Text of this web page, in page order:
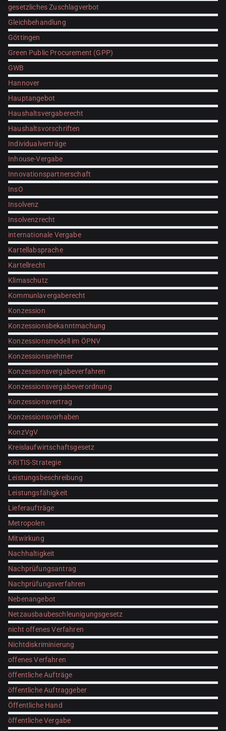
gesetzliches Zuschlagverbot
Gleichbehandlung
Göttingen
Green Public Procurement (GPP)
GWB
Hannover
Hauptangebot
Haushaltsvergaberecht
Haushaltsvorschriften
Individualverträge
Inhouse-Vergabe
Innovationspartnerschaft
InsO
Insolvenz
Insolvenzrecht
internationale Vergabe
Kartellabsprache
Kartellrecht
Klimaschutz
Kommunlavergaberecht
Konzession
Konzessionsbekanntmachung
Konzessionsmodell im ÖPNV
Konzessionsnehmer
Konzessionsvergabeverfahren
Konzessionsvergabeverordnung
Konzessionsvertrag
Konzessionsvorhaben
KonzVgV
Kreislaufwirtschaftsgesetz
KRITIS-Strategie
Leistungsbeschreibung
Leistungsfähigkeit
Lieferaufträge
Metropolen
Mitwirkung
Nachhaltigkeit
Nachprüfungsantrag
Nachprüfungsverfahren
Nebenangebot
Netzausbaubeschleunigungsgesetz
nicht offenes Verfahren
Nichtdiskriminierung
offenes Verfahren
öffentliche Aufträge
öffentliche Auftraggeber
Öffentliche Hand
öffentliche Vergabe